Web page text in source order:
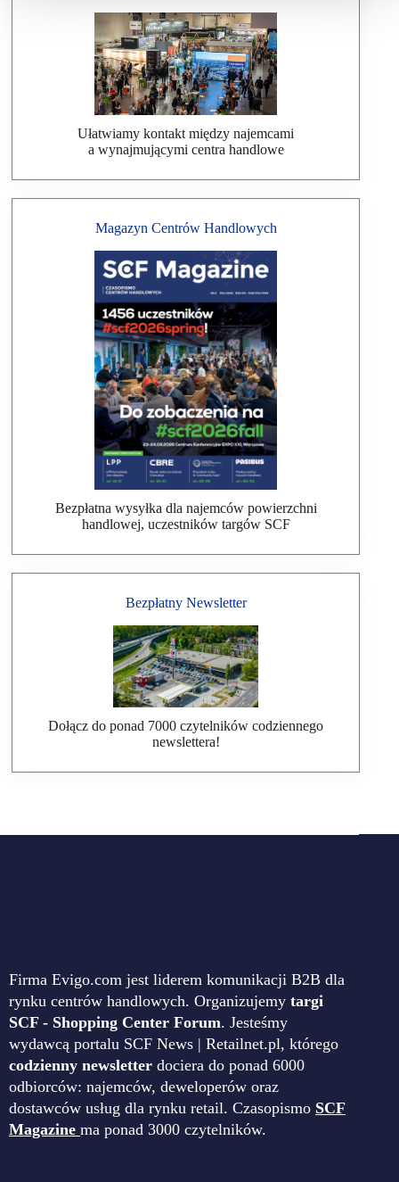
Ułatwiamy kontakt między najemcami
a wynajmującymi centra handlowe
Magazyn Centrów Handlowych
Bezpłatna wysyłka dla najemców powierzchni
handlowej, uczestników targów SCF
Bezpłatny Newsletter
Dołącz do ponad 7000 czytelników codziennego
newslettera!
Firma Evigo.com jest liderem komunikacji B2B dla
rynku centrów handlowych. Organizujemy targi
SCF - Shopping Center Forum. Jesteśmy
wydawcą portalu SCF News | Retailnet.pl, którego
codzienny newsletter dociera do ponad 6000
odbiorców: najemców, deweloperów oraz
dostawców usług dla rynku retail. Czasopismo SCF
Magazine ma ponad 3000 czytelników.